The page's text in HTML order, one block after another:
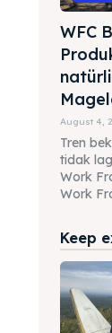
WFC
August 4,
Tren
tidak
Work
Work
Keep